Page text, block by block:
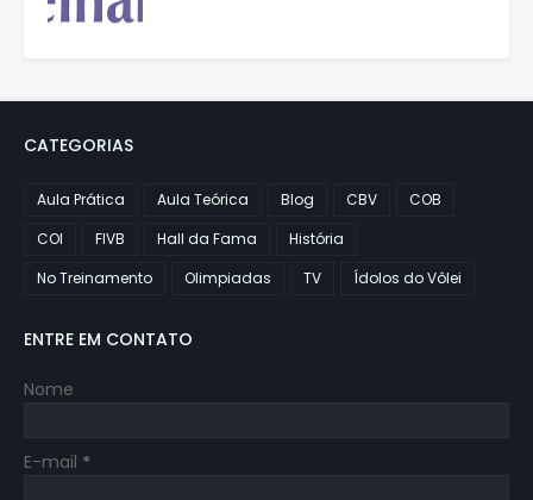
CATEGORIAS
Aula Prática Aula Teórica Blog CBV
COB
COI
FIVB Hall da Fama
História
No Treinamento
Olimpiadas TV Ídolos do Vôlei
ENTRE EM CONTATO
Nome
E-mail *